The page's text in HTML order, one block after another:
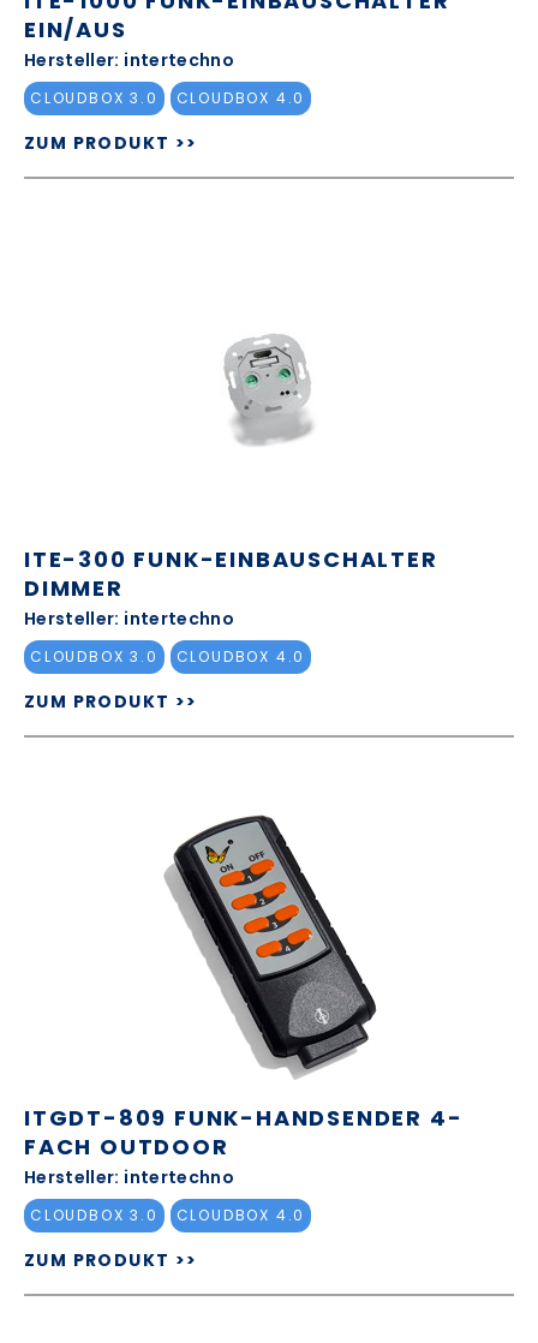
EIN/AUS
Hersteller: intertechno
CLOUDBOX 3.0 CLOUDBOX 4.0
ZUM PRODUKT >>
ITE-300 FUNK-EINBAUSCHALTER
DIMMER
Hersteller: intertechno
CLOUDBOX 3.0 CLOUDBOX 4.0
ZUM PRODUKT >>
ITGDT-809 FUNK-HANDSENDER 4-
FACH OUTDOOR
Hersteller: intertechno
CLOUDBOX 3.0 CLOUDBOX 4.0
ZUM PRODUKT >>